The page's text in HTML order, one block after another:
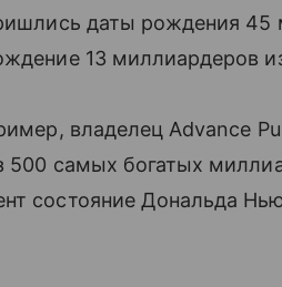
даты рождения
13 миллиардеров
владелец Advance
500 самых богатых
состояние Дональда